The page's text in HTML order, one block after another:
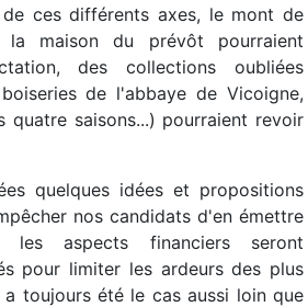
ces différents axes, le mont de
la maison du prévôt pourraient
des collections oubliées
de l'abbaye de Vicoigne,
quatre saisons...) pourraient revoir
quelques idées et propositions
nos candidats d'en émettre
les aspects financiers seront
pour limiter les ardeurs des plus
toujours été le cas aussi loin que